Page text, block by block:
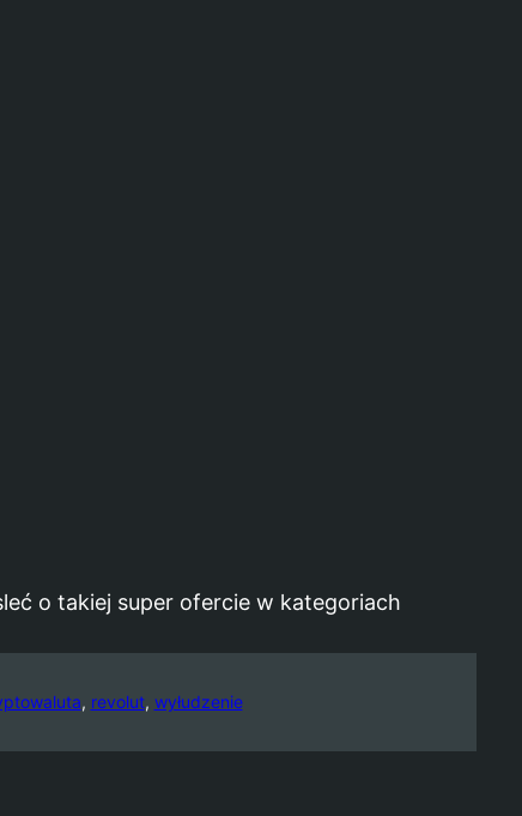
o takiej super ofercie w kategoriach
, revolut, wyłudzenie